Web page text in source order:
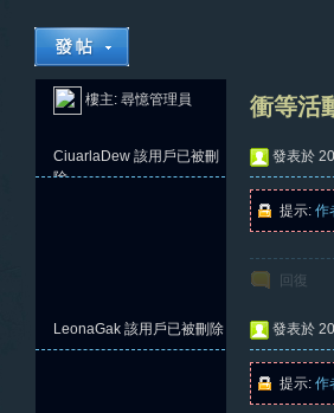
» › ›
樓主: 尋憶管理員 衝等活
CiuarlaDew 該用戶已被刪
除
發表於
提示: 作
回復
LeonaGak 該用戶已被刪除 發表於
提示: 作